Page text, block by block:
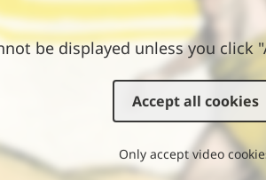
be displayed unless you click
Accept all cookies
Only accept video